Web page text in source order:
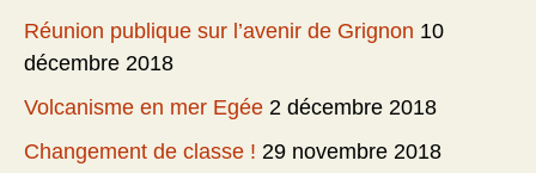
Réunion publique sur l’avenir de Grignon 10
décembre 2018
Volcanisme en mer Egée 2 décembre 2018
Changement de classe ! 29 novembre 2018